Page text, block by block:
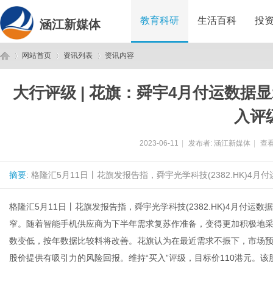
涵江新媒体 教育科研 生活百科 投
网站首页 资讯列表 资讯内容
大行评级 | 花旗：舜宇4月付运数据
入评
2023-06-11 发布者: 涵江新媒体 查
摘要: 格隆汇5月11日丨花旗发报告指，舜宇光学科技(2382.HK)4月
格隆汇5月11日丨花旗发报告指，舜宇光学科技(2382.HK)4月付运数
窄。随着智能手机供应商为下半年需求复苏作准备，变得更加积极地
数变低，按年数据比较料将改善。花旗认为在最近需求不振下，市场
股价提供有吸引力的风险回报。维持“买入”评级，目标价110港元。